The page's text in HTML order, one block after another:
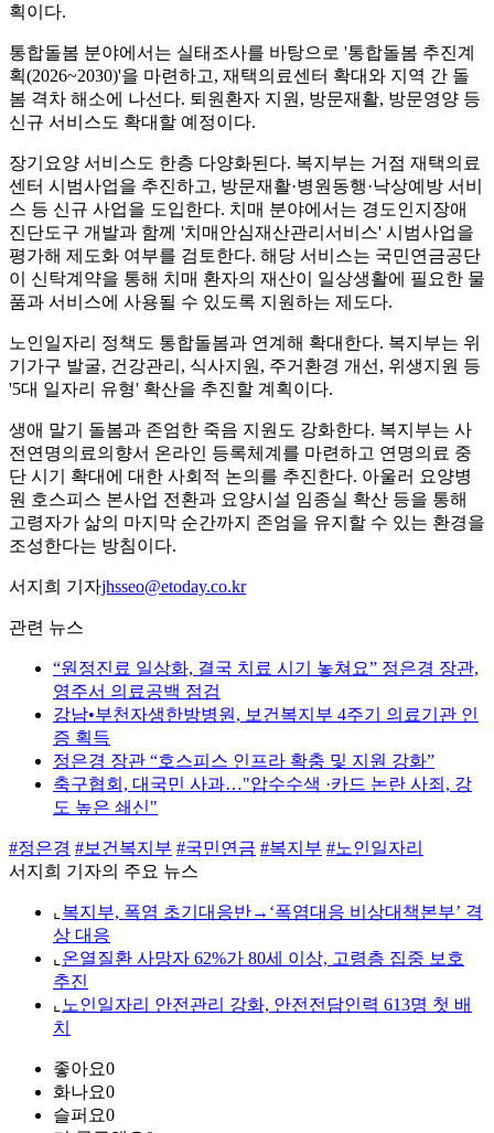
획이다.
통합돌봄 분야에서는 실태조사를 바탕으로 '통합돌봄 추진계
획(2026~2030)'을 마련하고, 재택의료센터 확대와 지역 간 돌
봄 격차 해소에 나선다. 퇴원환자 지원, 방문재활, 방문영양 등
신규 서비스도 확대할 예정이다.
장기요양 서비스도 한층 다양화된다. 복지부는 거점 재택의료
센터 시범사업을 추진하고, 방문재활·병원동행·낙상예방 서비
스 등 신규 사업을 도입한다. 치매 분야에서는 경도인지장애
진단도구 개발과 함께 '치매안심재산관리서비스' 시범사업을
평가해 제도화 여부를 검토한다. 해당 서비스는 국민연금공단
이 신탁계약을 통해 치매 환자의 재산이 일상생활에 필요한 물
품과 서비스에 사용될 수 있도록 지원하는 제도다.
노인일자리 정책도 통합돌봄과 연계해 확대한다. 복지부는 위
기가구 발굴, 건강관리, 식사지원, 주거환경 개선, 위생지원 등
'5대 일자리 유형' 확산을 추진할 계획이다.
생애 말기 돌봄과 존엄한 죽음 지원도 강화한다. 복지부는 사
전연명의료의향서 온라인 등록체계를 마련하고 연명의료 중
단 시기 확대에 대한 사회적 논의를 추진한다. 아울러 요양병
원 호스피스 본사업 전환과 요양시설 임종실 확산 등을 통해
고령자가 삶의 마지막 순간까지 존엄을 유지할 수 있는 환경을
조성한다는 방침이다.
서지희 기자jhsseo@etoday.co.kr
관련 뉴스
“원정진료 일상화, 결국 치료 시기 놓쳐요” 정은경 장관,
영주서 의료공백 점검
강남•부천자생한방병원, 보건복지부 4주기 의료기관 인
증 획득
정은경 장관 “호스피스 인프라 확충 및 지원 강화”
축구협회, 대국민 사과…"압수수색 ·카드 논란 사죄, 강
도 높은 쇄신"
#정은경 #보건복지부 #국민연금 #복지부 #노인일자리
서지희 기자의 주요 뉴스
⌞ 복지부, 폭염 초기대응반→‘폭염대응 비상대책본부’ 격
상 대응
⌞ 온열질환 사망자 62%가 80세 이상, 고령층 집중 보호
추진
⌞ 노인일자리 안전관리 강화, 안전전담인력 613명 첫 배
치
좋아요0
화나요0
슬퍼요0